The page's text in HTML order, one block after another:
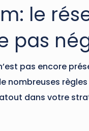
le
pas
pas encore
nombreuses
dans votre